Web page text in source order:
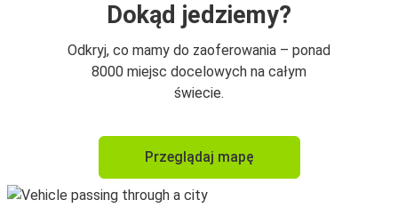
Dokąd jedziemy?
Odkryj, co mamy do zaoferowania – ponad
8000 miejsc docelowych na całym
świecie.
Przeglądaj mapę